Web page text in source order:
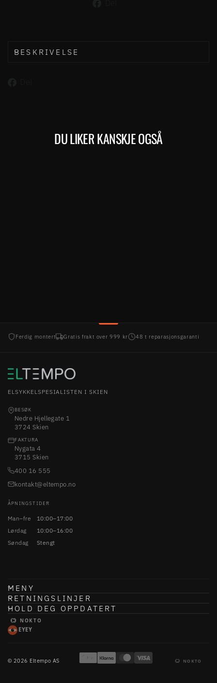
BESKRIVELSE
DU LIKER KANSKJE OGSÅ
Ferdig montert Gratis frakt over 999 kr 48 t reparasjonsgaranti
ELSYKKELSPESIALISTEN I SKIEN
BESØK
Nedre Hjellegate 1
3724 Skien
FAKTURA
Nygata 4
3715 Skien
400 16 555
kontakt@eltempo.no
ÅPNINGSTIDER
Man–fre
10:00–17:00
Lørdag
10:00–16:00
Søndag
Stengt
MENY
RETNINGSLINJER
HOLD DEG OPPDATERT
NOKTO
EYEY
© 2026 Eltempo AS NOKTO